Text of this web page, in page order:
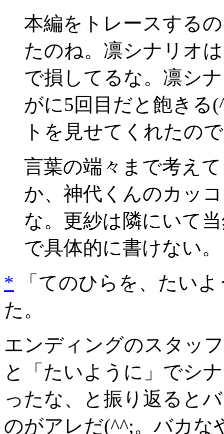
本編をトレースする
たのね。凛シナリオ
で損してるな。凛シ
がに5回目だと飽きる
トを見せてくれたの
言葉の端々まで考え
か、神代くんのカッ
な。更紗は隣にいて
で具体的に書けない。
* 「てのひらを、たい
た。
エンディングのスタッ
と「たいように」でシ
ったな、と振り返ると
のがアレだ(^^;。バカな